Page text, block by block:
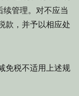
续管理。对不应当
款，并予以相应处
税不适用上述规